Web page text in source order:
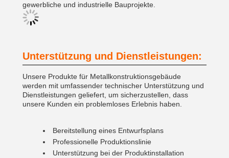
gewerbliche und industrielle Bauprojekte.
Unterstützung und Dienstleistungen:
Unsere Produkte für Metallkonstruktionsgebäude
werden mit umfassender technischer Unterstützung und
Dienstleistungen geliefert, um sicherzustellen, dass
unsere Kunden ein problemloses Erlebnis haben.
Bereitstellung eines Entwurfsplans
Professionelle Produktionslinie
Unterstützung bei der Produktinstallation